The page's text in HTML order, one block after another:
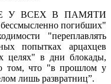
У ВСЕХ В ПАМЯТИ
погибших"
"переплавлять
попытках арцахцев
целях" в дни блокады,
том, что "в прошлом у
лишь развратниц”.